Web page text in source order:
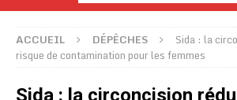
ACCUEIL DÉPÊCHES
Sida : la
risque de contamination pour les femmes
Sida : la circoncision